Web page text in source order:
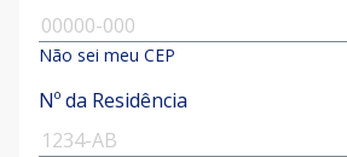
Não sei meu CEP
Nº da Residência